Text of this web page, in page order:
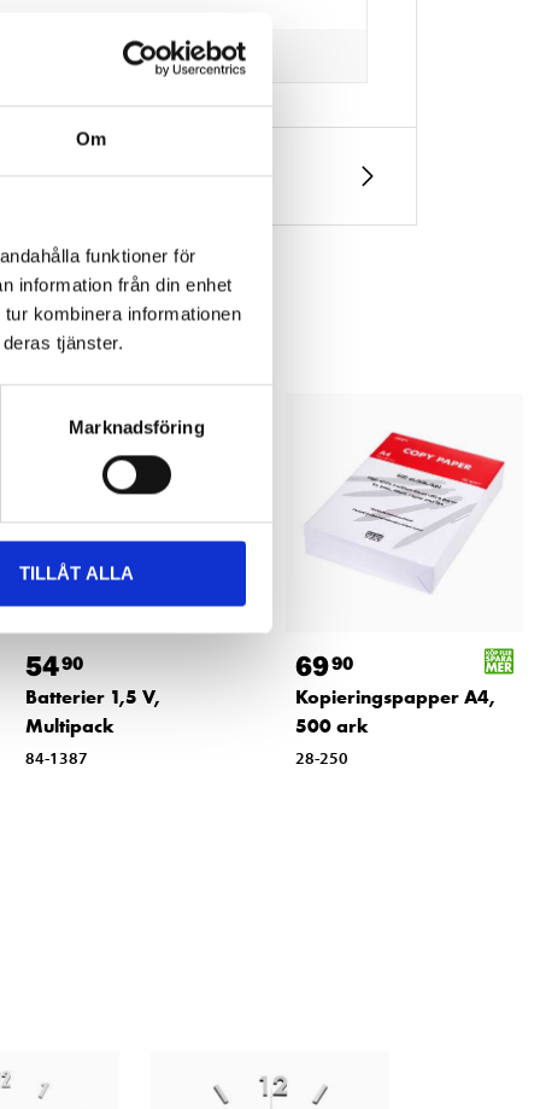
Om
funktioner för
information från din enhet
kombinera informationen
tjänster.
Marknadsföring
TILLÅT ALLA
5490
Batterier 1,5 V,
Multipack
84-1387
6990
Kopieringspapper A4,
500 ark
28-250